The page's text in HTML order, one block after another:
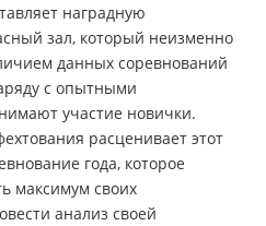
наградную
зал, который неизменно
данных соревнований
с опытными
участие новички.
расценивает этот
года, которое
максимум своих
анализ своей